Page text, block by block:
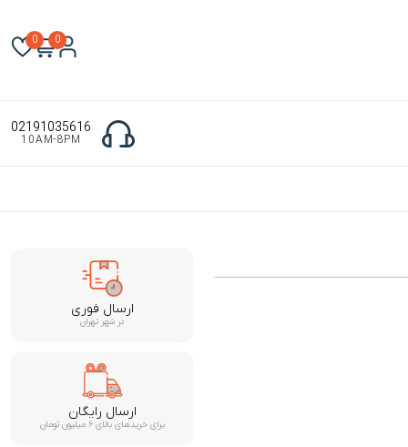
0
0
02191035616
10AM-8PM
ارسال فوری
در شهر تهران
ارسال رایگان
برای خریدهای بالای ۶ میلیون تومان